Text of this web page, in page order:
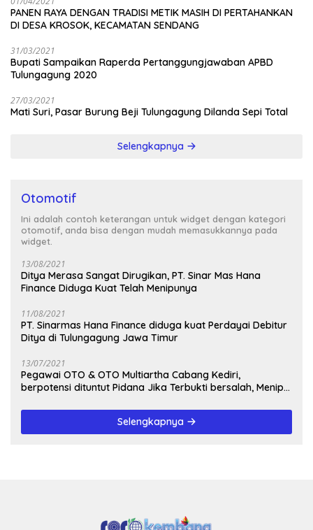
PANEN RAYA DENGAN TRADISI METIK MASIH DI PERTAHANKAN
DI DESA KROSOK, KECAMATAN SENDANG
31/03/2021
Bupati Sampaikan Raperda Pertanggungjawaban APBD
Tulungagung 2020
27/03/2021
Mati Suri, Pasar Burung Beji Tulungagung Dilanda Sepi Total
Selengkapnya
Otomotif
Ini adalah contoh keterangan untuk widget dengan kategori
otomotif, anda bisa dengan mudah memasukkannya pada
widget.
13/08/2021
Ditya Merasa Sangat Dirugikan, PT. Sinar Mas Hana
Finance Diduga Kuat Telah Menipunya
11/08/2021
PT. Sinarmas Hana Finance diduga kuat Perdayai Debitur
Ditya di Tulungagung Jawa Timur
13/07/2021
Pegawai OTO & OTO Multiartha Cabang Kediri,
berpotensi dituntut Pidana Jika Terbukti bersalah, Menipu
Selengkapnya